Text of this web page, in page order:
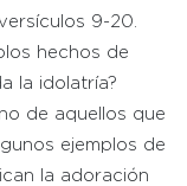
9-20.
hechos de
la idolatría?
de aquellos que
ejemplos de
la adoración